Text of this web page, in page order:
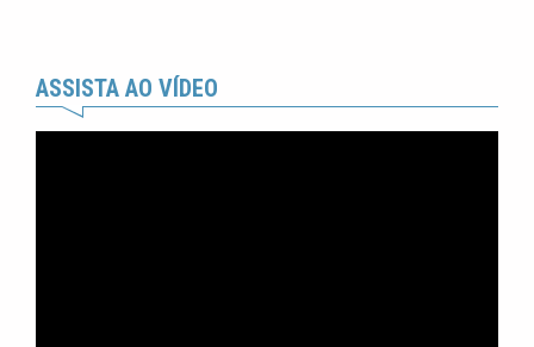
ASSISTA AO VÍDEO